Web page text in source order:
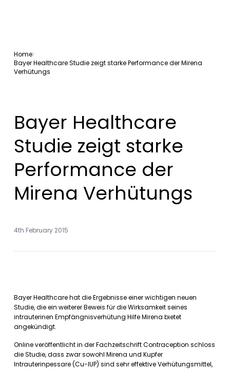
Home
Bayer Healthcare Studie zeigt starke Performance der Mirena
Verhütungs
Bayer Healthcare
Studie zeigt starke
Performance der
Mirena Verhütungs
4th February 2015
Bayer Healthcare hat die Ergebnisse einer wichtigen neuen
Studie, die ein weiterer Beweis für die Wirksamkeit seines
intrauterinen Empfängnisverhütung Hilfe Mirena bietet
angekündigt.
Online veröffentlicht in der Fachzeitschrift Contraception schloss
die Studie, dass zwar sowohl Mirena und Kupfer
Intrauterinpessare (Cu-IUP) sind sehr effektive Verhütungsmittel,